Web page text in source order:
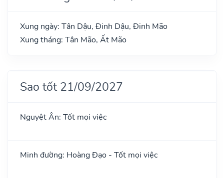
Xung ngày: Tân Dậu, Đinh Dậu, Đinh Mão
Xung tháng: Tân Mão, Ất Mão
Sao tốt 21/09/2027
Nguyệt Ân: Tốt mọi việc
Minh đường: Hoàng Đạo - Tốt mọi việc